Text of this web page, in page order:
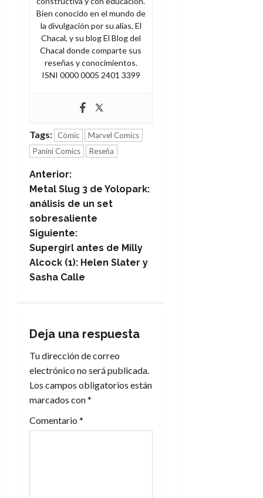
Bien conocido en el mundo de
la divulgación por su alias, El
Chacal, y su blog El Blog del
Chacal donde comparte sus
reseñas y conocimientos.
ISNI 0000 0005 2401 3399
Tags: Cómic
Marvel Comics
Panini Comics
Reseña
N
a
v
e
g
c
i
ó
n
d
Anterior:
Metal Slug 3 de Yolopark:
análisis de un set
sobresaliente
Siguiente:
Supergirl antes de Milly
Alcock (1): Helen Slater y
Sasha Calle
Deja una respuesta
Tu dirección de correo
electrónico no será publicada.
Los campos obligatorios están
marcados con*
Comentario *